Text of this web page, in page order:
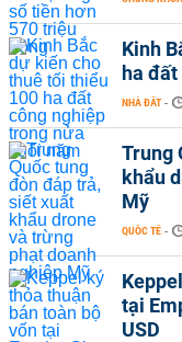
Kinh
ha
NHÀ ĐẤT -
Trung
khẩu
Mỹ
QUỐC TẾ -
tại
USD